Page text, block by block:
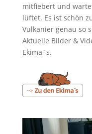
mitfiebert und
lüftet. Es ist schön
Vulkanier genau so
Aktuelle Bilder &
Ekima´s.